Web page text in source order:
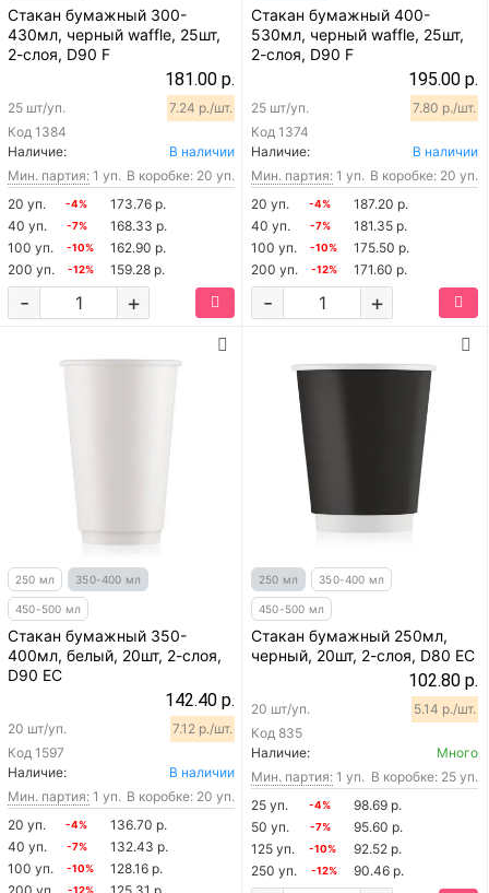
Стакан бумажный 300-
430мл, черный waffle, 25шт,
2-слоя, D90 F
181.00 р.
Код 1384
25 шт/уп. 7.24 р./шт.
Наличие:
В наличии
Мин. партия: 1 уп. В коробке: 20 уп.
20 уп.
-4%
173.76 р.
40 уп.
-7%
168.33 р.
100 уп.
-10%
162.90 р.
200 уп.
-12% 159.28 р.
+
-
Стакан бумажный 400-
530мл, черный waffle, 25шт,
2-слоя, D90 F
195.00 р.
Код 1374
25 шт/уп. 7.80 р./шт.
Наличие:
В наличии
Мин. партия: 1 уп. В коробке: 20 уп.
20 уп.
-4%
187.20 р.
40 уп.
-7%
181.35 р.
100 уп.
-10%
175.50 р.
200 уп.
-12% 171.60 р.
+
-
250 мл 350-400 мл
450-500 мл
Стакан бумажный 350-
400мл, белый, 20шт, 2-слоя,
D90 EC
142.40 р.
Код 1597
20 шт/уп. 7.12 р./шт.
Наличие:
В наличии
Мин. партия: 1 уп. В коробке: 20 уп.
20 уп.
-4%
136.70 р.
40 уп.
-7%
132.43 р.
100 уп.
-10%
128.16 р.
-12%
250 мл 350-400 мл
450-500 мл
Стакан бумажный 250мл,
черный, 20шт, 2-слоя, D80 EC
102.80 р.
Код 835
20 шт/уп. 5.14 р./шт.
Наличие:
Много
Мин. партия: 1 уп. В коробке: 25 уп.
25 уп.
-4%
98.69 р.
50 уп.
-7%
95.60 р.
125 уп.
-10%
92.52 р.
250 уп.
-12% 90.46 р.